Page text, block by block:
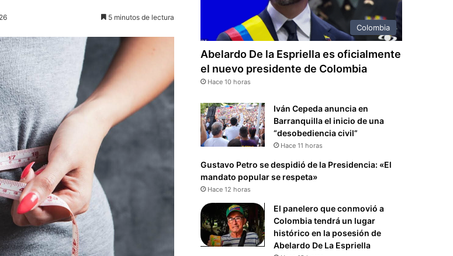
5 minutos de lectura
Colombia
Abelardo De la Espriella es oficialmente
el nuevo presidente de Colombia
Hace 10 horas
Iván Cepeda anuncia en
Barranquilla el inicio de una
“desobediencia civil”
Hace 11 horas
Gustavo Petro se despidió de la Presidencia: «El
mandato popular se respeta»
Hace 12 horas
El panelero que conmovió a
Colombia tendrá un lugar
histórico en la posesión de
Abelardo De La Espriella